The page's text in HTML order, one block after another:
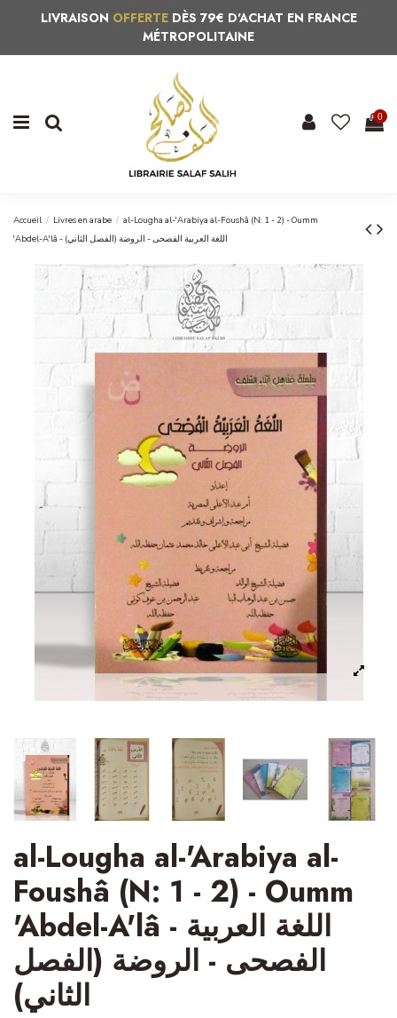
LIVRAISON OFFERTEDÈS 79€ D'ACHAT EN FRANCE
MÉTROPOLITAINE
0
Accueil Livres en arabe
al-Lougha al-'Arabiya al-Foushâ (N: 1 - 2) - Oumm
'Abdel-A'lâ - اللغة العربية الفصحى - الروضة (الفصل الثاني)
al-Lougha al-'Arabiya al-
Foushâ (N: 1 - 2) - Oumm
'Abdel-A'lâ - اللغة العربية
الفصحى - الروضة (الفصل
الثاني)